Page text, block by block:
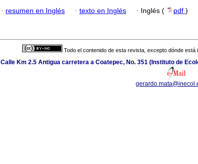
· resumen en Inglés · texto en Inglés · Inglés ( pdf )
Todo el contenido de esta revista, excepto dónde está
Calle Km 2.5 Antigua carretera a Coatepec, No. 351 (Instituto de